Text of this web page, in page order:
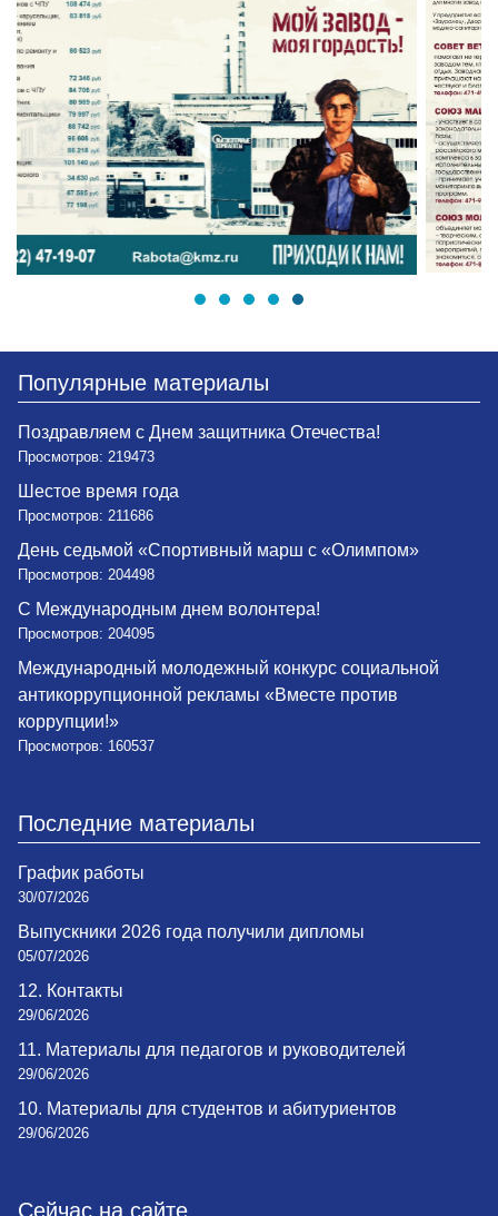
Популярные материалы
Поздравляем с Днем защитника Отечества!
Просмотров: 219473
Шестое время года
Просмотров: 211686
День седьмой «Спортивный марш с «Олимпом»
Просмотров: 204498
С Международным днем волонтера!
Просмотров: 204095
Международный молодежный конкурс социальной
антикоррупционной рекламы «Вместе против
коррупции!»
Просмотров: 160537
Последние материалы
График работы
30/07/2026
Выпускники 2026 года получили дипломы
05/07/2026
12. Контакты
29/06/2026
11. Материалы для педагогов и руководителей
29/06/2026
10. Материалы для студентов и абитуриентов
29/06/2026
Сейчас на сайте